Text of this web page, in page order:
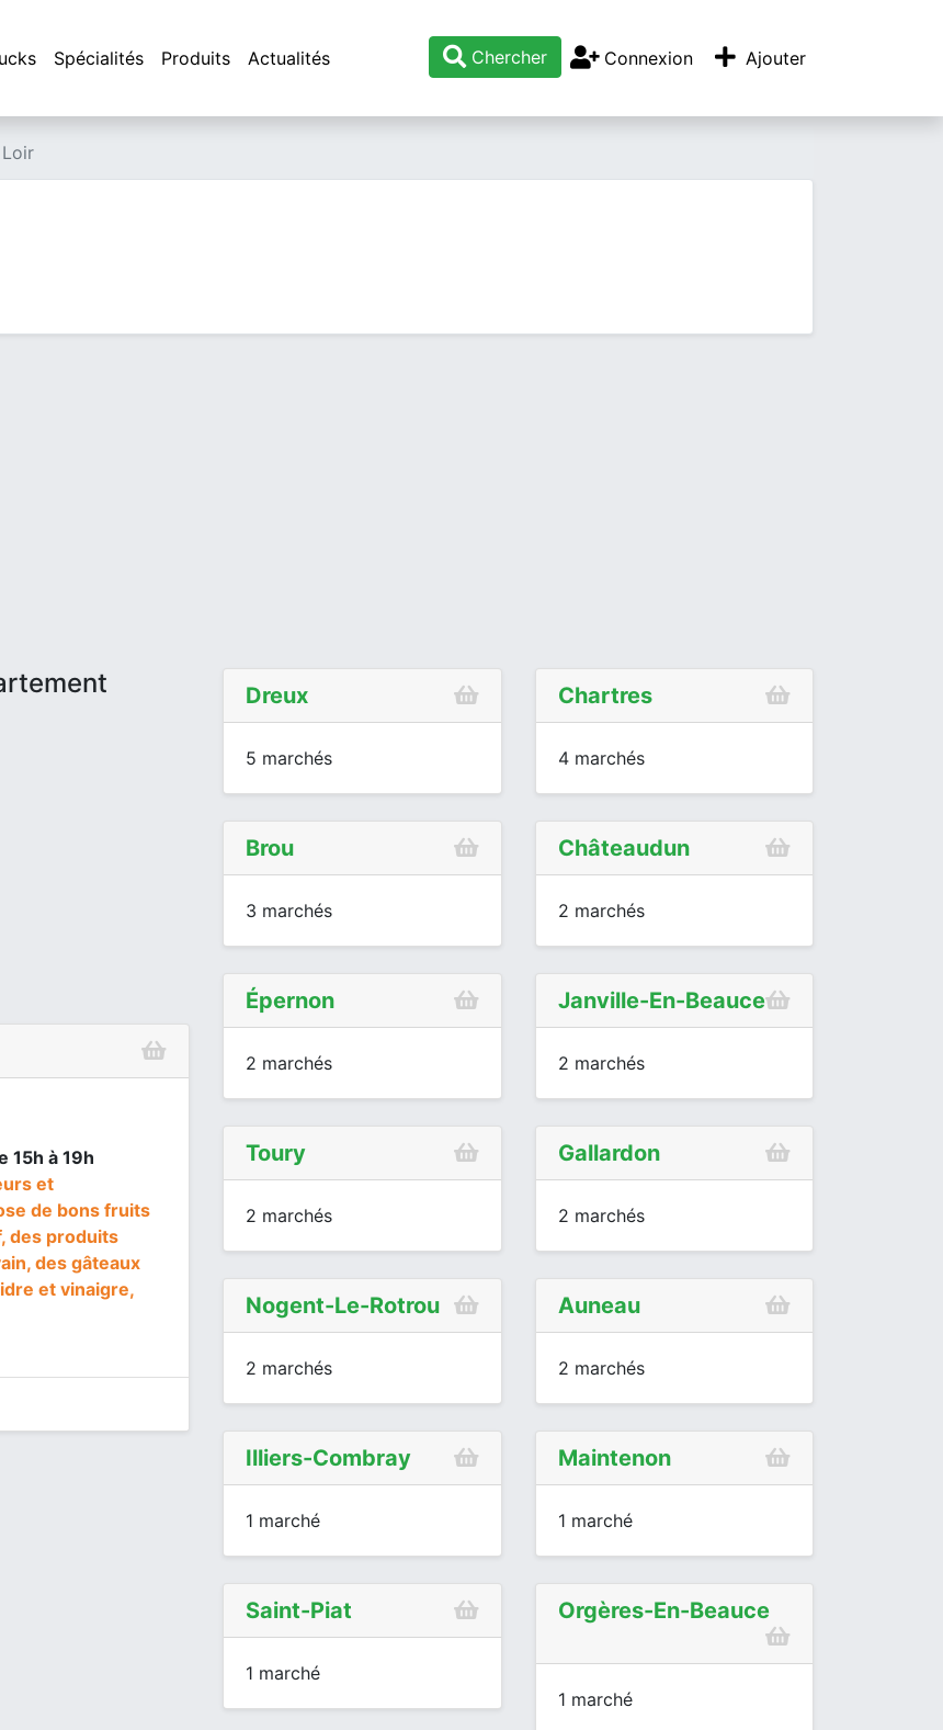
Spécialités Produits Actualités Chercher Connexion Ajouter
15h à 19h
et
de bons fruits
des produits
des gâteaux
et vinaigre,
Dreux
5 marchés
Chartres
4 marchés
Brou
3 marchés
Châteaudun
2 marchés
Épernon
2 marchés
Janville-En-Beauce
2 marchés
Toury
2 marchés
Gallardon
2 marchés
Nogent-Le-Rotrou
2 marchés
Auneau
2 marchés
Illiers-Combray
1 marché
Maintenon
1 marché
Saint-Piat
1 marché
Orgères-En-Beauce
1 marché